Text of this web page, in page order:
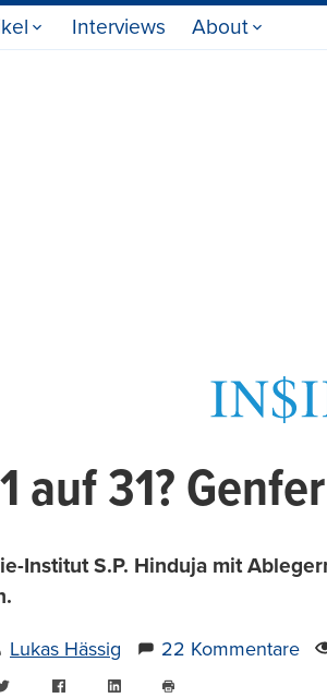
Interviews About
auf 31?
Institut S.P. Hinduja mit
Lukas Hässig 22 Kommentare
Twitter FacebookLinkedIn